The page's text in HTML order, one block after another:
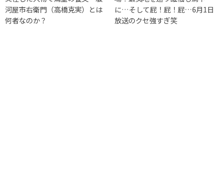
河屋市右衛門（高橋克実）とは
何者なのか？
に…そして屁！屁！屁…6月1日
放送のクセ強すぎ笑